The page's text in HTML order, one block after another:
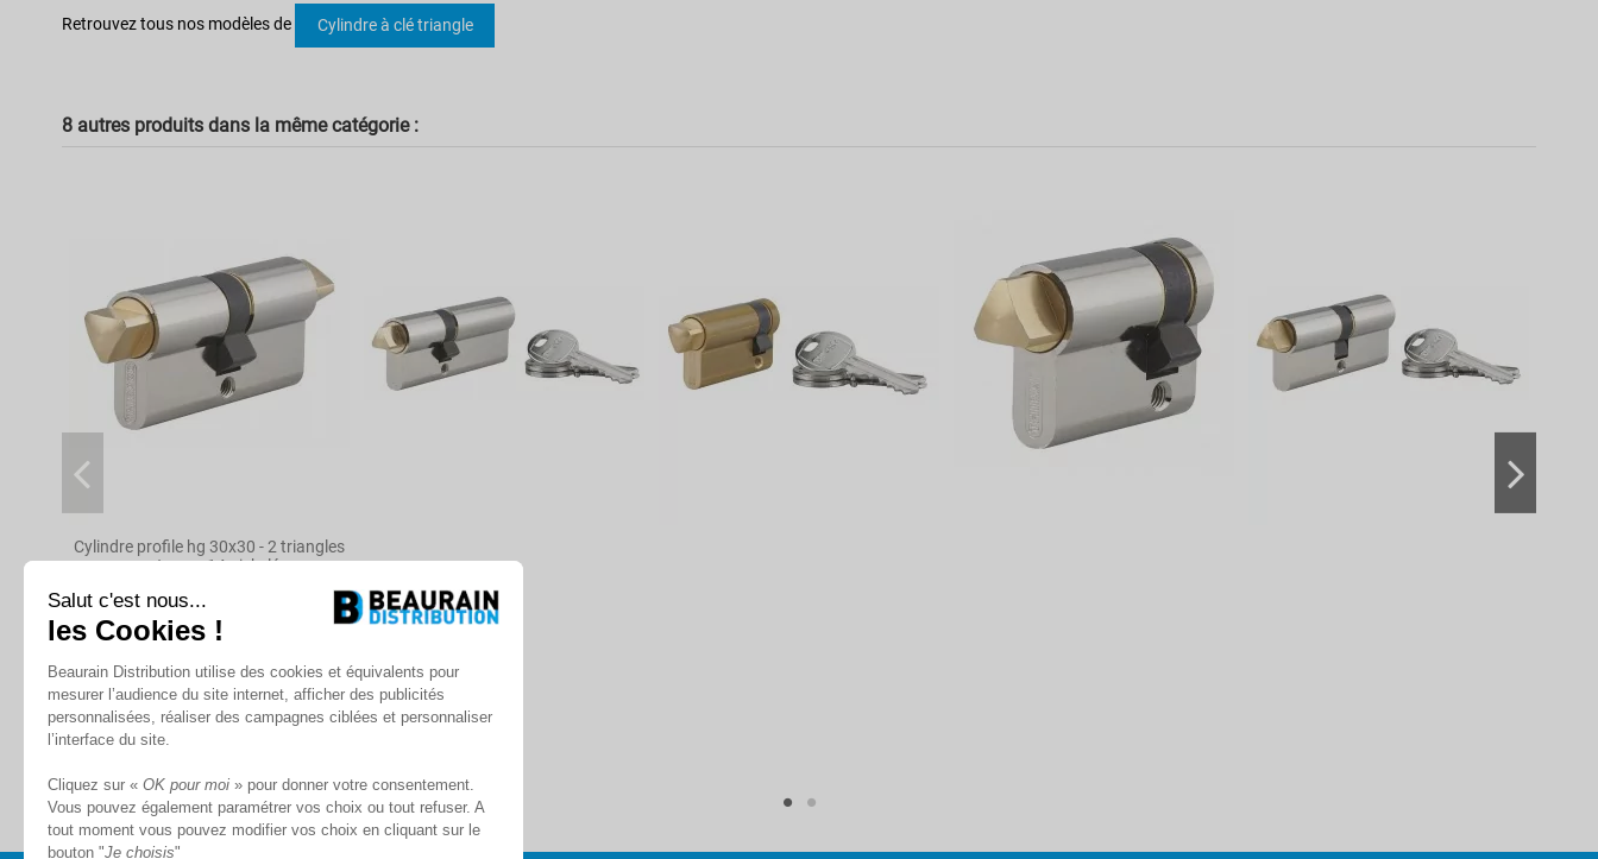
Couleur
Type de cylindre
Niveau de sécurité Cylindre de sûreté
Aucun
Protection anti-Arrachement
Protection anti-Crochetage
Protection anti-Snap
Reproduction clé
Référence 2TE11053050
Retrouvez tous nos modèles de
Cylindre à clé triangle
8 autres produits dans la même catégorie :
Cylindre profile hg 30x30 - 2 triangles
externes 14 nickelé
80,27 €
Salut c'est nous...
les Cookies !
Beaurain Distribution utilise des cookies et équivalents pour
mesurer l’audience du site internet, afficher des publicités
personnalisées, réaliser des campagnes ciblées et personnaliser
l’interface du site.
Cliquez sur « OK pour moi » pour donner votre consentement.
Vous pouvez également paramétrer vos choix ou tout refuser. A
tout moment vous pouvez modifier vos choix en cliquant sur le
bouton "Je choisis"